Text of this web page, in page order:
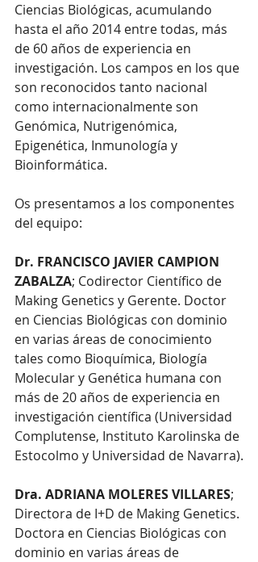
Ciencias Biológicas, acumulando
hasta el año 2014 entre todas, más
de 60 años de experiencia en
investigación. Los campos en los que
son reconocidos tanto nacional
como internacionalmente son
Genómica, Nutrigenómica,
Epigenética, Inmunología y
Bioinformática.
Os presentamos a los componentes
del equipo:
Dr. FRANCISCO JAVIER CAMPION
ZABALZA; Codirector Científico de
Making Genetics y Gerente. Doctor
en Ciencias Biológicas con dominio
en varias áreas de conocimiento
tales como Bioquímica, Biología
Molecular y Genética humana con
más de 20 años de experiencia en
investigación científica (Universidad
Complutense, Instituto Karolinska de
Estocolmo y Universidad de Navarra).
Dra. ADRIANA MOLERES VILLARES;
Directora de I+D de Making Genetics.
Doctora en Ciencias Biológicas con
dominio en varias áreas de